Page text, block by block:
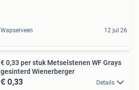
Wapserveen 12 jul 26
€ 0,33 per stuk Metselstenen WF Grays
gesinterd Wienerberger
€ 0,33 Details